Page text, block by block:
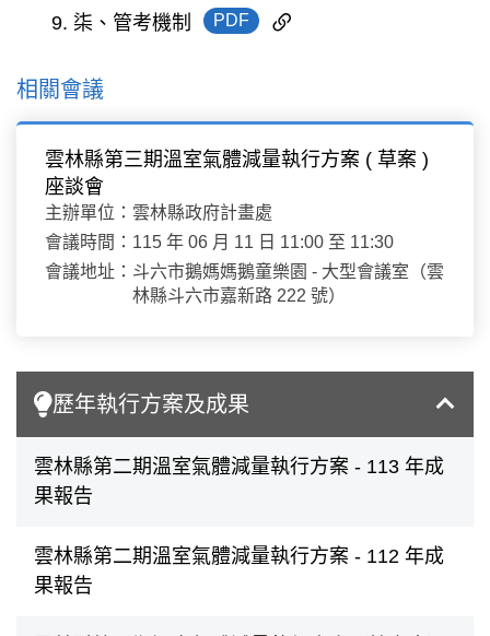
9. 柒、管考機制 PDF
相關會議
雲林縣第三期溫室氣體減量執行方案 ( 草案 )
座談會
主辦單位： 雲林縣政府計畫處
會議時間： 115 年 06 月 11 日 11:00 至 11:30
會議地址： 斗六市鵝媽媽鵝童樂園 - 大型會議室（雲
林縣斗六市嘉新路 222 號）
歷年執行方案及成果
雲林縣第二期溫室氣體減量執行方案 - 113 年成
果報告
雲林縣第二期溫室氣體減量執行方案 - 112 年成
果報告